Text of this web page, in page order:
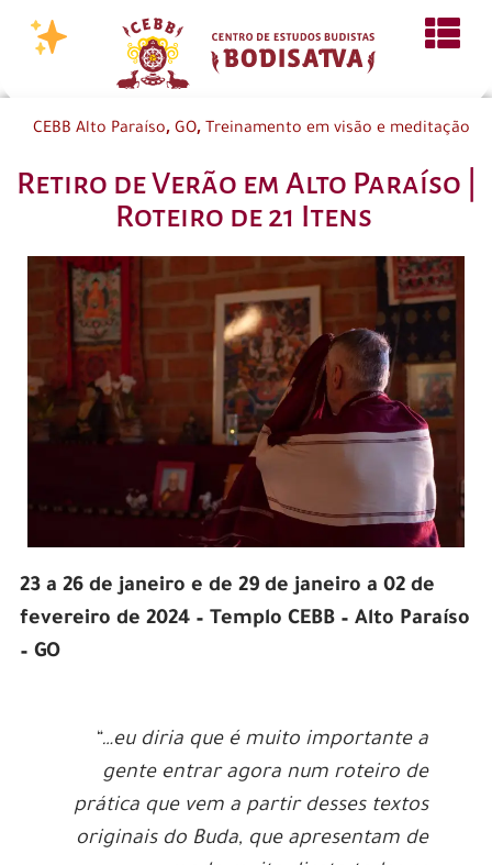
CEBB Alto Paraíso, GO, Treinamento em visão e meditação
Retiro de Verão em Alto Paraíso |
Roteiro de 21 Itens
23 a 26 de janeiro e de 29 de janeiro a 02 de
fevereiro de 2024 – Templo CEBB – Alto Paraíso
– GO
“…eu diria que é muito importante a
gente entrar agora num roteiro de
prática que vem a partir desses textos
originais do Buda, que apresentam de